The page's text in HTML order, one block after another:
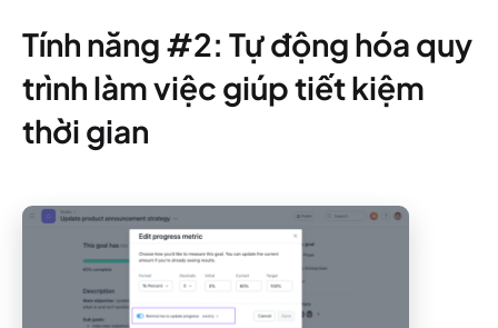
Tính năng #2: Tự động hóa quy
trình làm việc giúp tiết kiệm
thời gian